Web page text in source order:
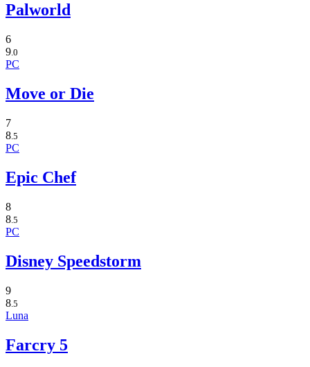
Palworld
6
9.0
PC
Move or Die
7
8.5
PC
Epic Chef
8
8.5
PC
Disney Speedstorm
9
8 .5
Luna
Farcry 5